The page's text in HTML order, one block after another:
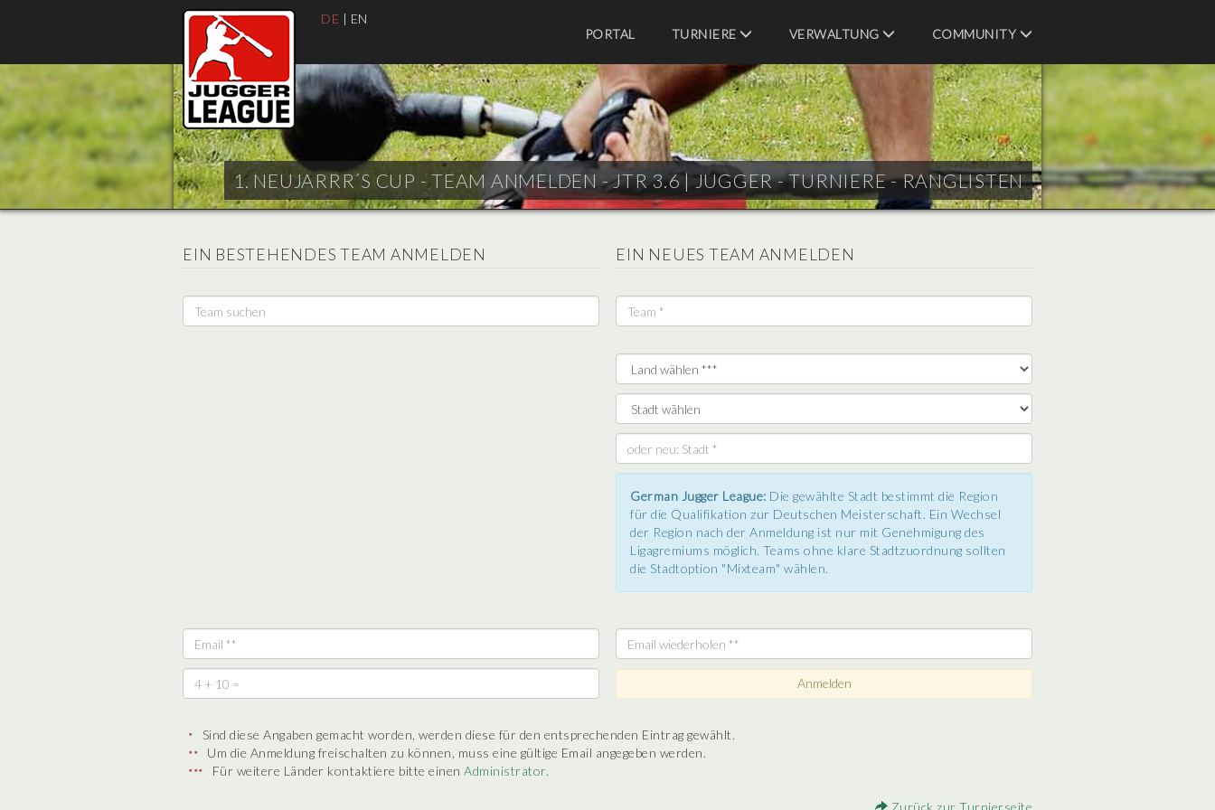
DE | EN
PORTAL
TURNIERE VERWALTUNG COMMUNITY
1. NEUJARRR´S CUP - TEAM ANMELDEN - JTR 3.6 |JUGGER - TURNIERE - RANGLISTEN
EIN BESTEHENDES TEAM ANMELDEN EIN NEUES TEAM ANMELDEN
German Jugger League: Die gewählte Stadt bestimmt die Region
für die Qualifikation zur Deutschen Meisterschaft. Ein Wechsel
der Region nach der Anmeldung ist nur mit Genehmigung des
Ligagremiums möglich. Teams ohne klare Stadtzuordnung sollten
die Stadtoption "Mixteam" wählen.
* Sind diese Angaben gemacht worden, werden diese für den entsprechenden Eintrag gewählt.
** Um die Anmeldung freischalten zu können, muss eine gültige Email angegeben werden.
*** Für weitere Länder kontaktiere bitte einenAdministrator.
Zurück zur Turnierseite